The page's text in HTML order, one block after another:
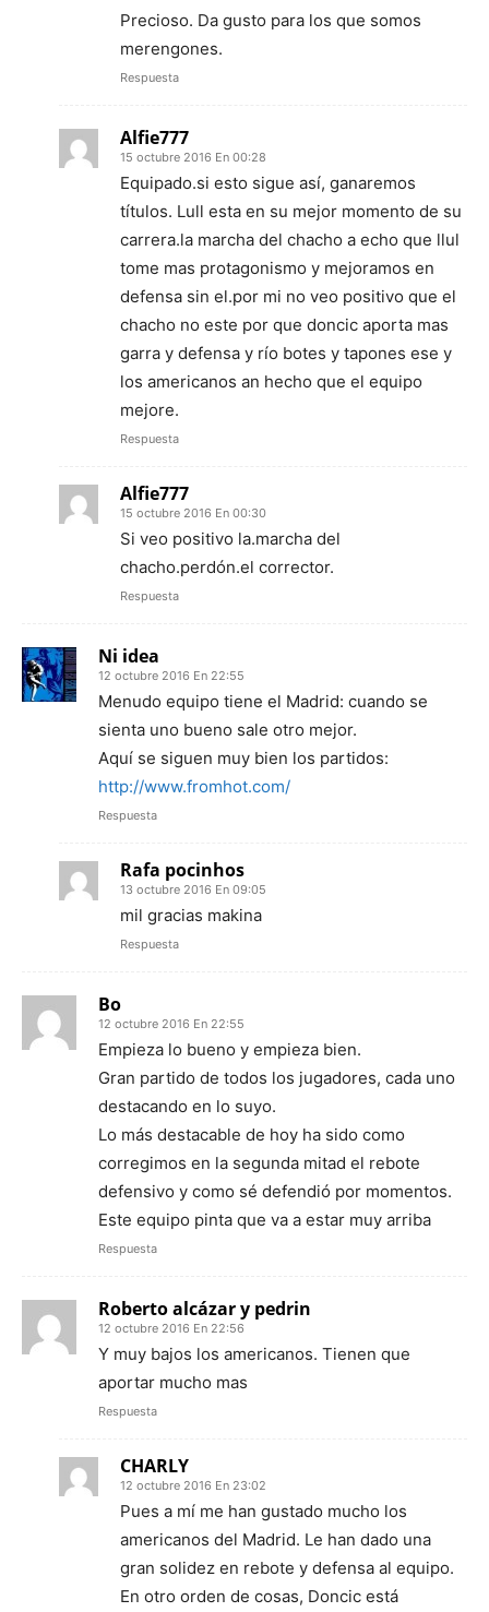
Precioso. Da gusto para los que somos
merengones.
Respuesta
Alfie777
15 octubre 2016 En 00:28
Equipado.si esto sigue así, ganaremos
títulos. Lull esta en su mejor momento de su
carrera.la marcha del chacho a echo que llul
tome mas protagonismo y mejoramos en
defensa sin el.por mi no veo positivo que el
chacho no este por que doncic aporta mas
garra y defensa y río botes y tapones ese y
los americanos an hecho que el equipo
mejore.
Respuesta
Alfie777
15 octubre 2016 En 00:30
Si veo positivo la.marcha del
chacho.perdón.el corrector.
Respuesta
Ni idea
12 octubre 2016 En 22:55
Menudo equipo tiene el Madrid: cuando se
sienta uno bueno sale otro mejor.
Aquí se siguen muy bien los partidos:
http://www.fromhot.com/
Respuesta
Rafa pocinhos
13 octubre 2016 En 09:05
mil gracias makina
Respuesta
Bo
12 octubre 2016 En 22:55
Empieza lo bueno y empieza bien.
Gran partido de todos los jugadores, cada uno
destacando en lo suyo.
Lo más destacable de hoy ha sido como
corregimos en la segunda mitad el rebote
defensivo y como sé defendió por momentos.
Este equipo pinta que va a estar muy arriba
Respuesta
Roberto alcázar y pedrin
12 octubre 2016 En 22:56
Y muy bajos los americanos. Tienen que
aportar mucho mas
Respuesta
CHARLY
12 octubre 2016 En 23:02
Pues a mí me han gustado mucho los
americanos del Madrid. Le han dado una
gran solidez en rebote y defensa al equipo.
En otro orden de cosas, Doncic está